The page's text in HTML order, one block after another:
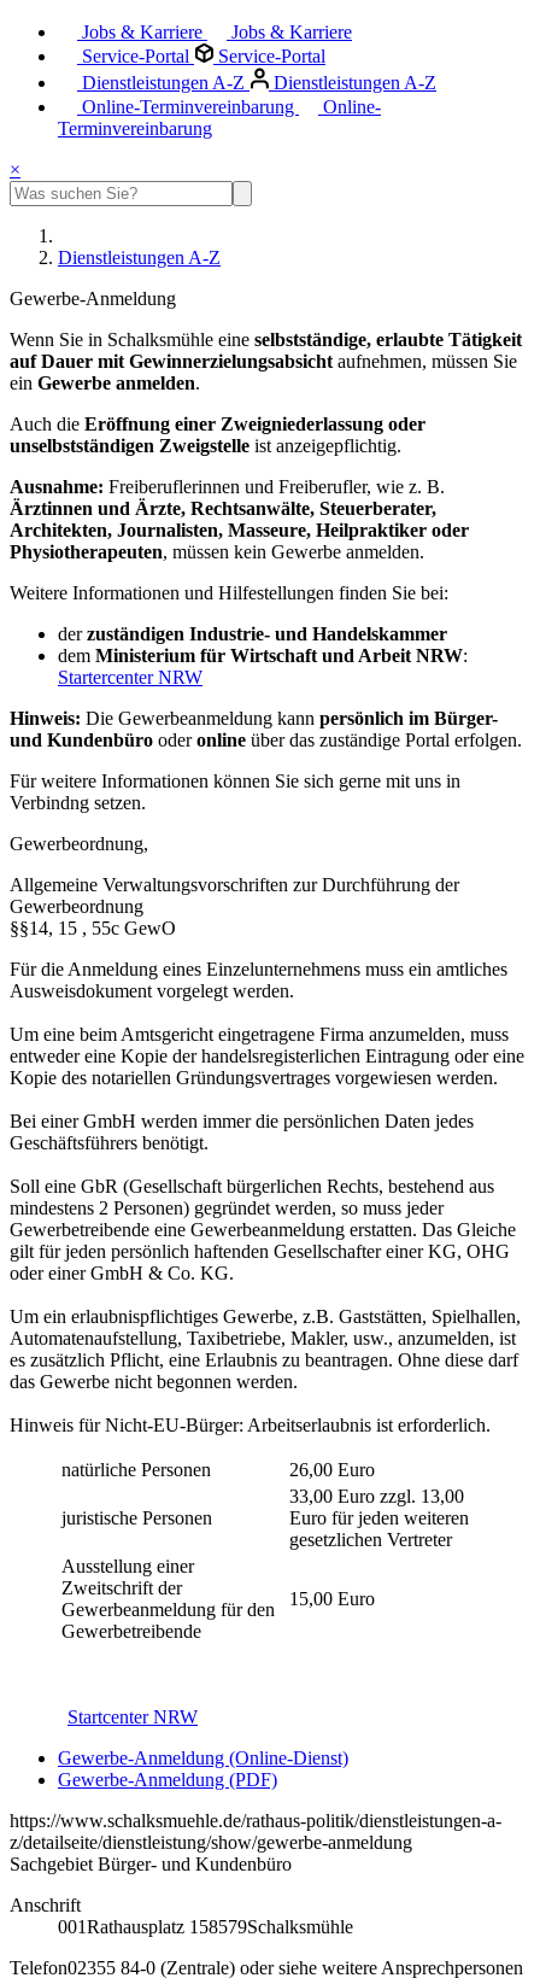
Jobs & Karriere
Jobs & Karriere
Service-Portal
Service-Portal
Dienstleistungen A-Z
Dienstleistungen A-Z
Online-Terminvereinbarung
Online-
Terminvereinbarung
×
Dienstleistungen A-Z
Gewerbe-Anmeldung
Wenn Sie in Schalksmühle eine selbstständige, erlaubte Tätigkeit
auf Dauer mit Gewinnerzielungsabsicht aufnehmen, müssen Sie
ein Gewerbe anmelden.
Auch die Eröffnung einer Zweigniederlassung oder
unselbstständigen Zweigstelle ist anzeigepflichtig.
Ausnahme: Freiberuflerinnen und Freiberufler, wie z. B.
Ärztinnen und Ärzte, Rechtsanwälte, Steuerberater,
Architekten, Journalisten, Masseure, Heilpraktiker oder
Physiotherapeuten, müssen kein Gewerbe anmelden.
Weitere Informationen und Hilfestellungen finden Sie bei:
derzuständigen Industrie- und Handelskammer
dem Ministerium für Wirtschaft und Arbeit NRW:
Startercenter NRW
Hinweis: Die Gewerbeanmeldung kann persönlich im Bürger-
und Kundenbüro oderonline über das zuständige Portal erfolgen.
Für weitere Informationen können Sie sich gerne mit uns in
Verbindng setzen.
Gewerbeordnung,
Allgemeine Verwaltungsvorschriften zur Durchführung der
Gewerbeordnung
§§14, 15 , 55c GewO
Für die Anmeldung eines Einzelunternehmens muss ein amtliches
Ausweisdokument vorgelegt werden.
Um eine beim Amtsgericht eingetragene Firma anzumelden, muss
entweder eine Kopie der handelsregisterlichen Eintragung oder eine
Kopie des notariellen Gründungsvertrages vorgewiesen werden.
Bei einer GmbH werden immer die persönlichen Daten jedes
Geschäftsführers benötigt.
Soll eine GbR (Gesellschaft bürgerlichen Rechts, bestehend aus
mindestens 2 Personen) gegründet werden, so muss jeder
Gewerbetreibende eine Gewerbeanmeldung erstatten. Das Gleiche
gilt für jeden persönlich haftenden Gesellschafter einer KG, OHG
oder einer GmbH & Co. KG.
Um ein erlaubnispflichtiges Gewerbe, z.B. Gaststätten, Spielhallen,
Automatenaufstellung, Taxibetriebe, Makler, usw., anzumelden, ist
es zusätzlich Pflicht, eine Erlaubnis zu beantragen. Ohne diese darf
das Gewerbe nicht begonnen werden.
Hinweis für Nicht-EU-Bürger: Arbeitserlaubnis ist erforderlich.
natürliche Personen 26,00 Euro
juristische Personen
33,00 Euro zzgl. 13,00
Euro für jeden weiteren
gesetzlichen Vertreter
Ausstellung einer
Zweitschrift der
Gewerbeanmeldung für den
Gewerbetreibende
15,00 Euro
Startcenter NRW
Gewerbe-Anmeldung (Online-Dienst)
Gewerbe-Anmeldung (PDF)
https://www.schalksmuehle.de/rathaus-politik/dienstleistungen-a-
z/detailseite/dienstleistung/show/gewerbe-anmeldung
Sachgebiet Bürger- und Kundenbüro
Anschrift
001Rathausplatz 1 58579Schalksmühle
Telefon02355 84-0 (Zentrale) oder siehe weitere Ansprechpersonen